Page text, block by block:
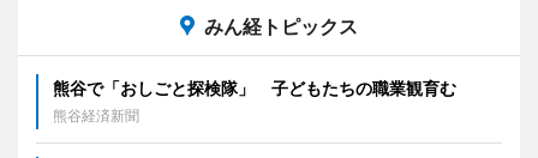
みん経トピックス
熊谷で「おしごと探検隊」 子どもたちの職業観育む
熊谷経済新聞